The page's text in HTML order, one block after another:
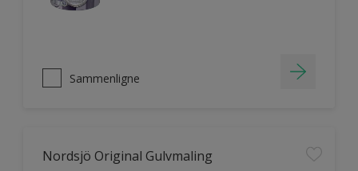
Sammenligne
Nordsjö Original Gulvmaling